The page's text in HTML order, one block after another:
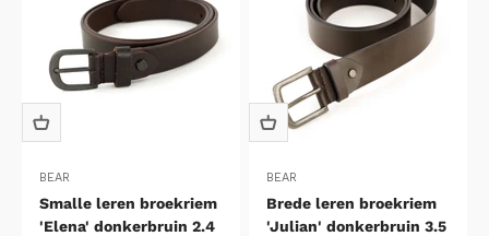
BEAR
Smalle leren broekriem
'Elena' donkerbruin 2.4
BEAR
Brede leren broekriem
'Julian' donkerbruin 3.5